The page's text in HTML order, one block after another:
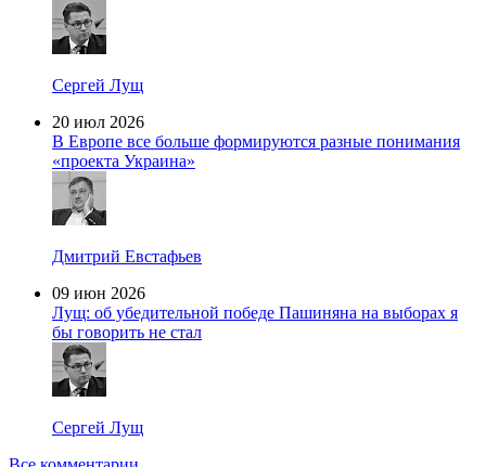
Сергей Лущ
20 июл 2026
В Европе все больше формируются разные понимания
«проекта Украина»
Дмитрий Евстафьев
09 июн 2026
Лущ: об убедительной победе Пашиняна на выборах я
бы говорить не стал
Сергей Лущ